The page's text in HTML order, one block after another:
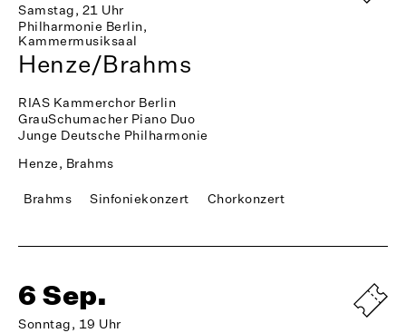
Samstag, 21 Uhr
Philharmonie Berlin,
Kammermusiksaal
Henze/Brahms
RIAS Kammerchor Berlin
GrauSchumacher Piano Duo
Junge Deutsche Philharmonie
Henze, Brahms
Brahms Sinfoniekonzert Chorkonzert
6 Sep.
Sonntag, 19 Uhr